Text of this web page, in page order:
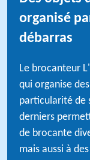
organisé
débarras
Le brocanteur
qui organise
particularité de
derniers
de brocante
mais aussi à